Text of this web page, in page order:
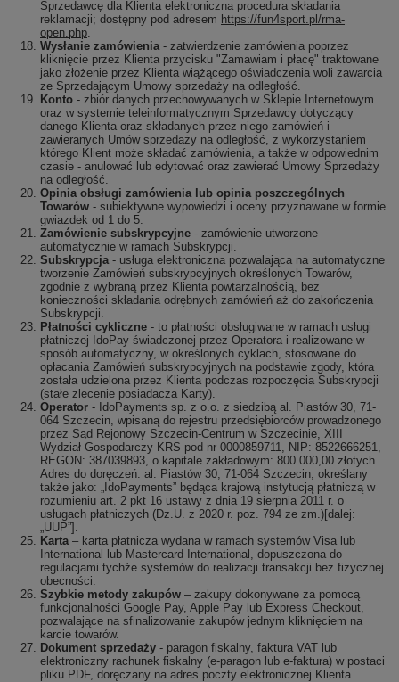
Sprzedawcę dla Klienta elektroniczna procedura składania
reklamacji; dostępny pod adresem https://fun4sport.pl/rma-
open.php.
Wysłanie zamówienia- zatwierdzenie zamówienia poprzez
kliknięcie przez Klienta przycisku "Zamawiam i płacę" traktowane
jako złożenie przez Klienta wiążącego oświadczenia woli zawarcia
ze Sprzedającym Umowy sprzedaży na odległość.
Konto - zbiór danych przechowywanych w Sklepie Internetowym
oraz w systemie teleinformatycznym Sprzedawcy dotyczący
danego Klienta oraz składanych przez niego zamówień i
zawieranych Umów sprzedaży na odległość, z wykorzystaniem
którego Klient może składać zamówienia, a także w odpowiednim
czasie - anulować lub edytować oraz zawierać Umowy Sprzedaży
na odległość.
Opinia obsługi zamówienia lub opinia poszczególnych
Towarów - subiektywne wypowiedzi i oceny przyznawane w formie
gwiazdek od 1 do 5.
Zamówienie subskrypcyjne - zamówienie utworzone
automatycznie w ramach Subskrypcji.
Subskrypcja- usługa elektroniczna pozwalająca na automatyczne
tworzenie Zamówień subskrypcyjnych określonych Towarów,
zgodnie z wybraną przez Klienta powtarzalnością, bez
konieczności składania odrębnych zamówień aż do zakończenia
Subskrypcji.
Płatności cykliczne - to płatności obsługiwane w ramach usługi
płatniczej IdoPay świadczonej przez Operatora i realizowane w
sposób automatyczny, w określonych cyklach, stosowane do
opłacania Zamówień subskrypcyjnych na podstawie zgody, która
została udzielona przez Klienta podczas rozpoczęcia Subskrypcji
(stałe zlecenie posiadacza Karty).
Operator - IdoPayments sp. z o.o. z siedzibą al. Piastów 30, 71-
064 Szczecin, wpisaną do rejestru przedsiębiorców prowadzonego
przez Sąd Rejonowy Szczecin-Centrum w Szczecinie, XIII
Wydział Gospodarczy KRS pod nr 0000859711, NIP: 8522666251,
REGON: 387039893, o kapitale zakładowym: 800 000,00 złotych.
Adres do doręczeń: al. Piastów 30, 71-064 Szczecin, określany
także jako: „IdoPayments” będąca krajową instytucją płatniczą w
rozumieniu art. 2 pkt 16 ustawy z dnia 19 sierpnia 2011 r. o
usługach płatniczych (Dz.U. z 2020 r. poz. 794 ze zm.)[dalej:
„UUP”].
Karta– karta płatnicza wydana w ramach systemów Visa lub
International lub Mastercard International, dopuszczona do
regulacjami tychże systemów do realizacji transakcji bez fizycznej
obecności.
Szybkie metody zakupów – zakupy dokonywane za pomocą
funkcjonalności Google Pay, Apple Pay lub Express Checkout,
pozwalające na sfinalizowanie zakupów jednym kliknięciem na
karcie towarów.
Dokument sprzedaży - paragon fiskalny, faktura VAT lub
elektroniczny rachunek fiskalny (e-paragon lub e-faktura) w postaci
pliku PDF, doręczany na adres poczty elektronicznej Klienta.